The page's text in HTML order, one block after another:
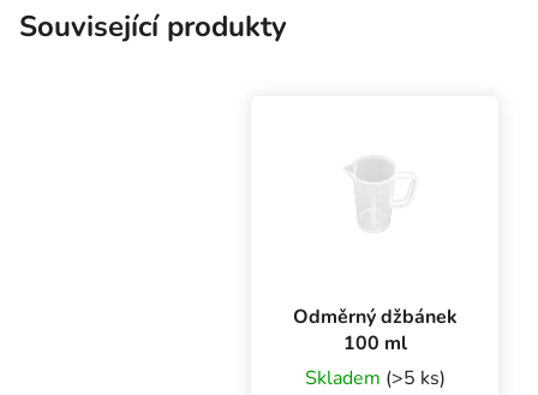
Související produkty
Odměrný džbánek
100 ml
Skladem (>5 ks)